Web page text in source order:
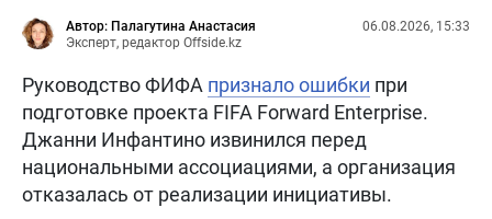
Автор: Палагутина Анастасия
Эксперт, редактор Offside.kz
06.08.2026, 15:33
Руководство ФИФА признало ошибки при
подготовке проекта FIFA Forward Enterprise.
Джанни Инфантино извинился перед
национальными ассоциациями, а организация
отказалась от реализации инициативы.